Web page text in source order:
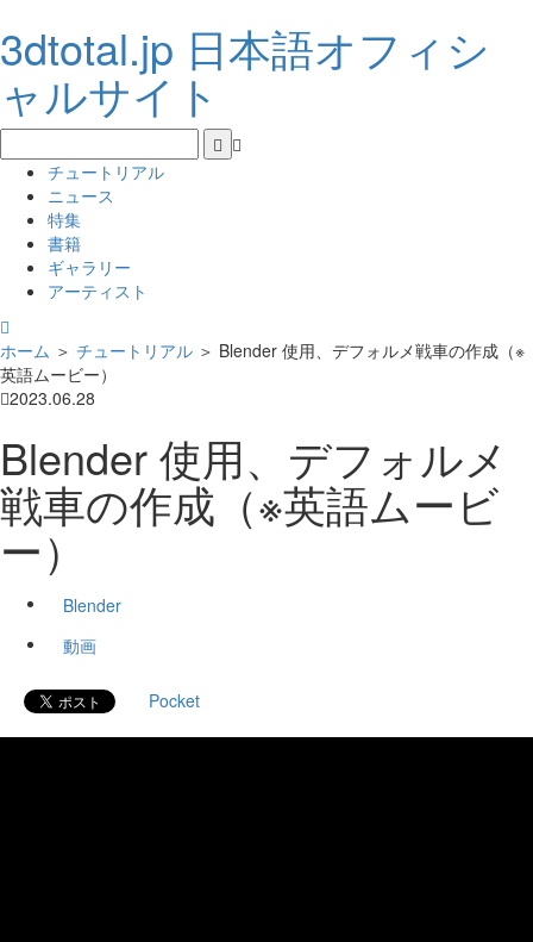
3dtotal.jp 日本語オフィシ
ャルサイト
チュートリアル
ニュース
特集
書籍
ギャラリー
アーティスト
ホーム ＞ チュートリアル ＞ Blender 使用、デフォルメ戦車の作成（※
英語ムービー）
2023.06.28
Blender 使用、デフォルメ
戦車の作成（※英語ムービ
ー）
Blender
動画
Pocket